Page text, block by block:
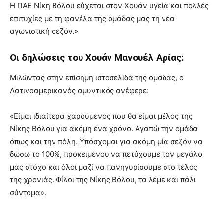
Η ΠΑΕ Νίκη Βόλου εύχεται στον Χουάν υγεία και πολλές
επιτυχίες με τη φανέλα της ομάδας μας τη νέα
αγωνιστική σεζόν.»
Οι δηλώσεις του Χουάν Μανουέλ Αρίας:
Μιλώντας στην επίσημη ιστοσελίδα της ομάδας, ο
Λατινοαμερικανός αμυντικός ανέφερε:
«Είμαι ιδιαίτερα χαρούμενος που θα είμαι μέλος της
Νίκης Βόλου για ακόμη ένα χρόνο. Αγαπώ την ομάδα
όπως και την πόλη. Υπόσχομαι για ακόμη μία σεζόν να
δώσω το 100%, προκειμένου να πετύχουμε τον μεγάλο
μας στόχο και όλοι μαζί να πανηγυρίσουμε στο τέλος
της χρονιάς. Φίλοι της Νίκης Βόλου, τα λέμε και πάλι
σύντομα».